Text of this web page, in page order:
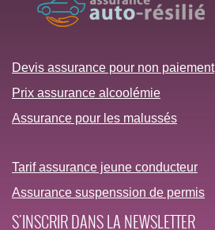
Devis assurance pour non paiement
Prix assurance alcoolémie
Assurance pour les malussés
Tarif assurance jeune conducteur
Assurance suspenssion de permis
S'INSCRIR DANS LA NEWSLETTER